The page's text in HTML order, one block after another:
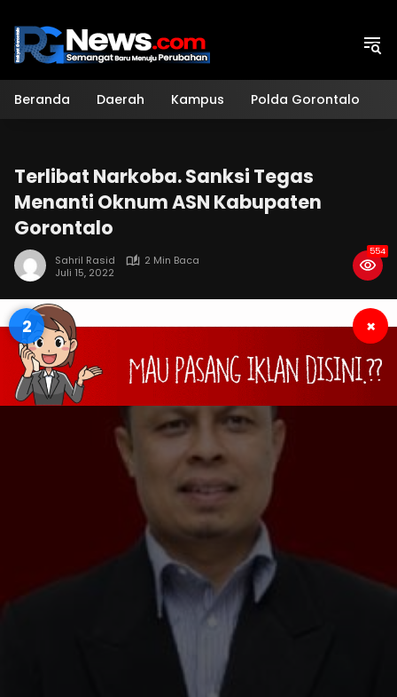
konten
Beranda Daerah Kampus Polda Gorontalo
Terlibat Narkoba. Sanksi Tegas
Menanti Oknum ASN Kabupaten
Gorontalo
Sahril Rasid
2 Min Baca
Juli 15, 2022
554
1 ×